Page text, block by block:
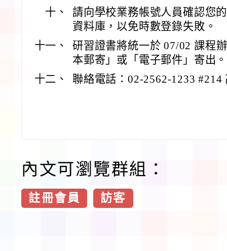
十、
請向學校業務帳號人員確認您
資料庫，以免時數登錄失敗。
十一、
研習證書將統一於 07/02 課程
本郵寄」或「電子郵件」寄出。
十二、
聯絡電話：02-2562-1233 #214
內文可瀏覽群組：
註冊會員 訪客